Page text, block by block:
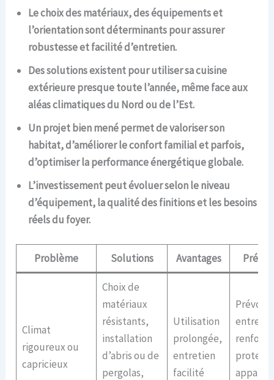
Le choix des matériaux, des équipements et
l’orientation sont déterminants pour assurer
robustesse et facilité d’entretien.
Des solutions existent pour utiliser sa cuisine
extérieure presque toute l’année, même face aux
aléas climatiques du Nord ou de l’Est.
Un projet bien mené permet de valoriser son
habitat, d’améliorer le confort familial et parfois,
d’optimiser la performance énergétique globale.
L’investissement peut évoluer selon le niveau
d’équipement, la qualité des finitions et les besoins
réels du foyer.
Problème Solutions Avantages
Climat
rigoureux ou
capricieux
Choix de
matériaux
résistants,
installation
d’abris ou de
pergolas,
Utilisation
prolongée,
entretien
facilité
Prévoir